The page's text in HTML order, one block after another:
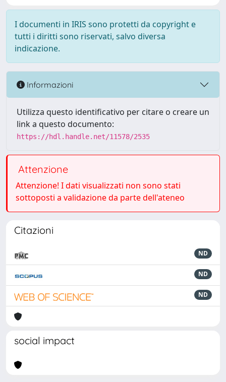
I documenti in IRIS sono protetti da copyright e
tutti i diritti sono riservati, salvo diversa
indicazione.
Informazioni
Utilizza questo identificativo per citare o creare un
link a questo documento:
https://hdl.handle.net/11578/2535
Attenzione
Attenzione! I dati visualizzati non sono stati
sottoposti a validazione da parte dell'ateneo
Citazioni
ND
ND
ND
social impact